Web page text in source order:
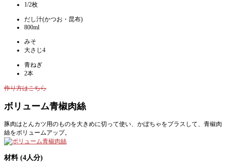
1/2枚
だし汁(かつお・昆布)
800ml
みそ
大さじ4
青ねぎ
2本
作り方はこちら
ボリューム青椒肉絲
豚肉はとんカツ用のものを大きめに切って使い、かぼちゃをプラスして、青椒肉
絲をボリュームアップ。
材料 (4人分)